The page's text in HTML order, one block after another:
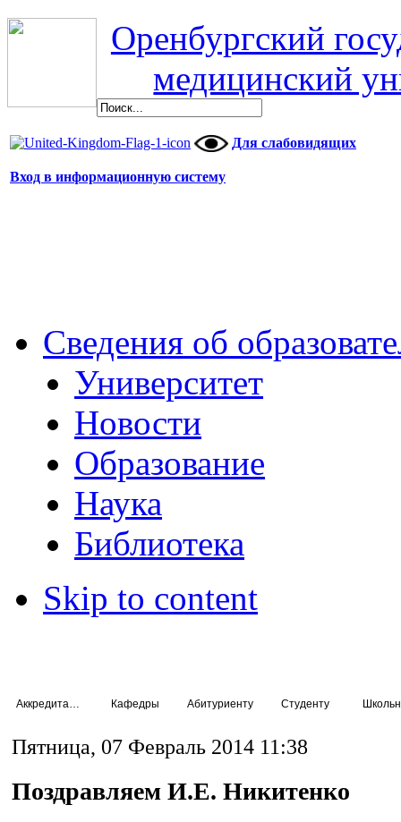
Оренбургский
медицинский
Для слабовидящих
Вход в информационную систему
Сведения об
Университет
Новости
Образование
Наука
Библиотека
Skip to content
Кафедры Абитуриенту Студенту
Пятница, 07 Февраль 2014 11:38
Поздравляем И.Е. Никитенко